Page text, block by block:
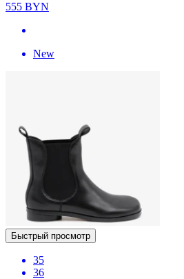
555 BYN
New
Быстрый просмотр
35
36